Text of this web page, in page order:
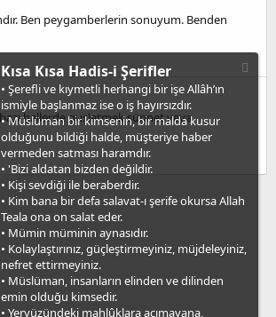
Ben peygamberlerin sonuyum. Benden
hallerde gusletmek sünnet veya
Kısa Kısa Hadis-i Şerifler
• Şerefli ve kıymetli herhangi bir işe Allâh’ın
ismiyle başlanmaz ise o iş hayırsızdır.
• Müslüman bir kimsenin, bir malda kusur
olduğunu bildiği halde, müşteriye haber
vermeden satması haramdır.
• 'Bizi aldatan bizden değildir.
• Kişi sevdiği ile beraberdir.
• Kim bana bir defa salavat-ı şerife okursa Allah
Teala ona on salat eder.
• Mümin müminin aynasıdır.
• Kolaylaştırınız, güçleştirmeyiniz, müjdeleyiniz,
nefret ettirmeyiniz.
• Müslüman, insanların elinden ve dilinden
emin olduğu kimsedir.
• Yeryüzündeki mahlûklara acımayana,